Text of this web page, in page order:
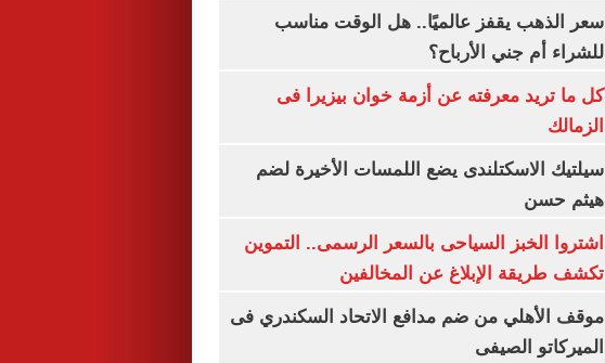
سعر الذهب يقفز عالميًا.. هل الوقت مناسب
للشراء أم جني الأرباح؟
كل ما تريد معرفته عن أزمة خوان بيزيرا فى
الزمالك
سيلتيك الاسكتلندى يضع اللمسات الأخيرة لضم
هيثم حسن
اشتروا الخبز السياحى بالسعر الرسمى.. التموين
تكشف طريقة الإبلاغ عن المخالفين
موقف الأهلي من ضم مدافع الاتحاد السكندري فى
الميركاتو الصيفى